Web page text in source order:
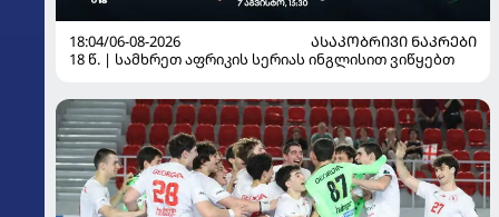
18:04/06-08-2026
ᲐᲡᲐᲙᲝᲑᲠᲘᲕᲘ ᲜᲐᲙᲠᲔᲑᲘ
18 წ. | სამხრეთ აფრიკის სერიას ინგლისით ვიწყებთ